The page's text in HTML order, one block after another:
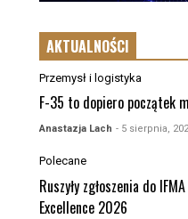
AKTUALNOŚCI
Przemysł i logistyka
F-35 to dopiero początek
Anastazja Lach - 5 sierpnia,
Polecane
Ruszyły zgłoszenia do
Excellence 2026